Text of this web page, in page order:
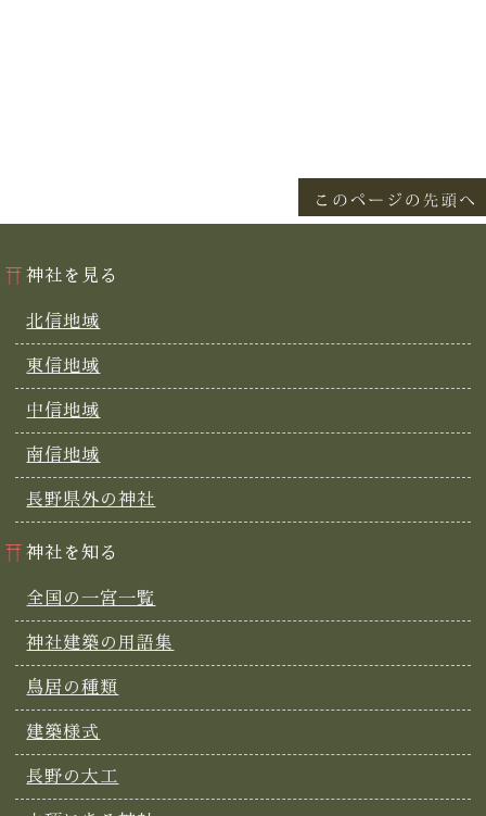
神社を見る
北信地域
東信地域
中信地域
南信地域
長野県外の神社
神社を知る
全国の一宮一覧
神社建築の用語集
鳥居の種類
建築様式
長野の大工